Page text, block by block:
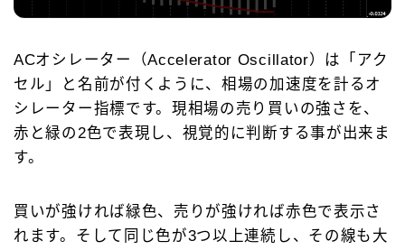
ACオシレーター（Accelerator Oscillator）は「アク
セル」と名前が付くように、相場の加速度を計るオ
シレーター指標です。現相場の売り買いの強さを、
赤と緑の2色で表現し、視覚的に判断する事が出来ま
す。
買いが強ければ緑色、売りが強ければ赤色で表示さ
れます。そして同じ色が3つ以上連続し、その線も大